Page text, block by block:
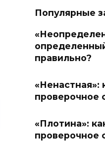
Популярные
правильно?
«Ненастная»:
проверочное
«Плотина»:
проверочное